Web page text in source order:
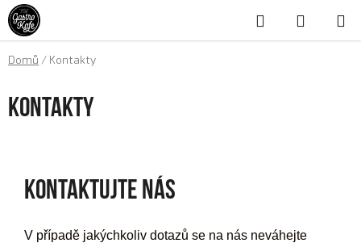
Přejít
na
obsah
Hledat
KOŠÍK
Domů / Kontakty
Kontakty
Kontaktujte nás
V případě jakýchkoliv dotazů se na nás neváhejte